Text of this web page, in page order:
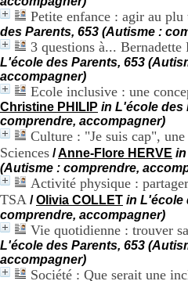
Petite enfance : agir au plu
des Parents, 653 (Autisme :
3 questions à... Bernadette
L'école des Parents, 653
accompagner)
Ecole inclusive : une
Christine PHILIP in L'école des
comprendre, accompagner)
Culture : "Je suis cap",
Sciences /Anne-Flore HERVE in
(Autisme : comprendre,
Activité physique :
TSA /Olivia COLLET in L'école
comprendre, accompagner)
Vie quotidienne : trouver
L'école des Parents, 653
accompagner)
Société : Que serait une
a
l
i
e
l
e
V
i
n
a
i
e
r
,
b
t